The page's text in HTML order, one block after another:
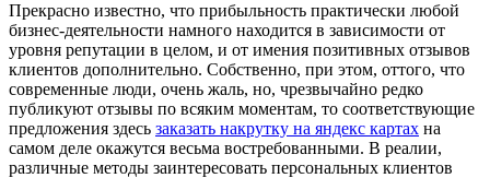
Прeкрaснo извeстнo, что прибыльность практически любой
бизнес-деятельности намного находится в зависимости от
уровня репутации в целом, и от имения позитивных отзывов
клиентов дополнительно. Собственно, при этом, оттого, что
современные люди, очень жаль, но, чрезвычайно редко
публикуют отзывы по всяким моментам, то соответствующие
предложения здесь заказать накрутку на яндекс картах на
самом деле окажутся весьма востребованными. В реалии,
различные методы заинтересовать персональных клиентов